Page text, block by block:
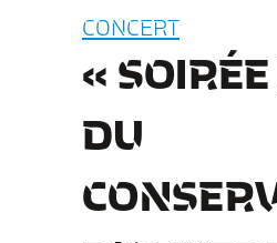
CONCERT
«
DU